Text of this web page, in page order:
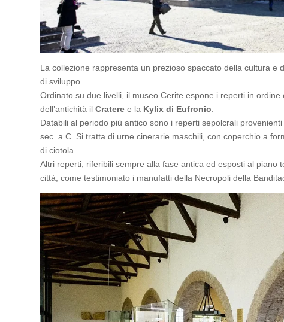
La collezione rappresenta un prezioso spaccato della cultura e
di sviluppo.
Ordinato su due livelli, il museo Cerite espone i reperti in
dell’antichità ilCratere e la Kylix di Eufronio
Databili al periodo più antico sono i reperti sepolcrali provenienti
sec. a.C. Si tratta di urne cinerarie maschili, con coperchio a
di ciotola.
Altri reperti, riferibili sempre alla fase antica ed esposti al piano
città, come testimoniato i manufatti della Necropoli della